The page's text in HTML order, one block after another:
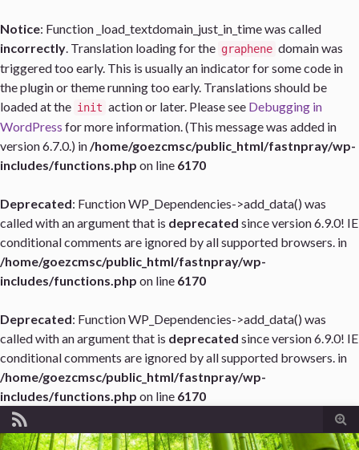
Notice: Function _load_textdomain_just_in_time was called
incorrectly. Translation loading for the graphene domain was
triggered too early. This is usually an indicator for some code in
the plugin or theme running too early. Translations should be
loaded at the init action or later. Please see Debugging in
WordPress for more information. (This message was added in
version 6.7.0.) in/home/goezcmsc/public_html/fastnpray/wp-
includes/functions.php on line 6170
Deprecated: Function WP_Dependencies->add_data() was
called with an argument that is deprecated since version 6.9.0! IE
conditional comments are ignored by all supported browsers. in
/home/goezcmsc/public_html/fastnpray/wp-
includes/functions.php on line 6170
Deprecated: Function WP_Dependencies->add_data() was
called with an argument that is deprecated since version 6.9.0! IE
conditional comments are ignored by all supported browsers. in
/home/goezcmsc/public_html/fastnpray/wp-
includes/functions.php on line 6170